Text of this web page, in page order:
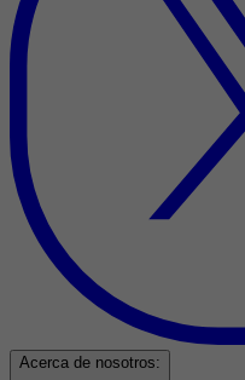
Acerca de nosotros: